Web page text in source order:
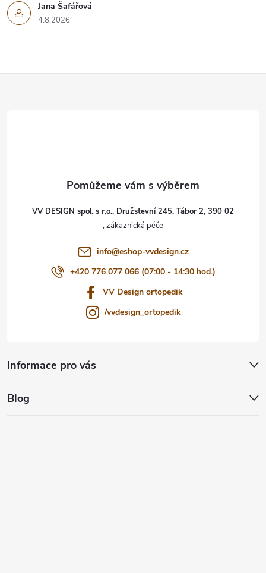
Jana Šafářová
4.8.2026
VV DESIGN spol. s r.o., Družstevní 245, Tábor 2, 390 02
info@eshop-vvdesign.cz
+420 776 077 066 (07:00 - 14:30 hod.)
VV Design ortopedik
/vvdesign_ortopedik
Informace pro vás
Blog